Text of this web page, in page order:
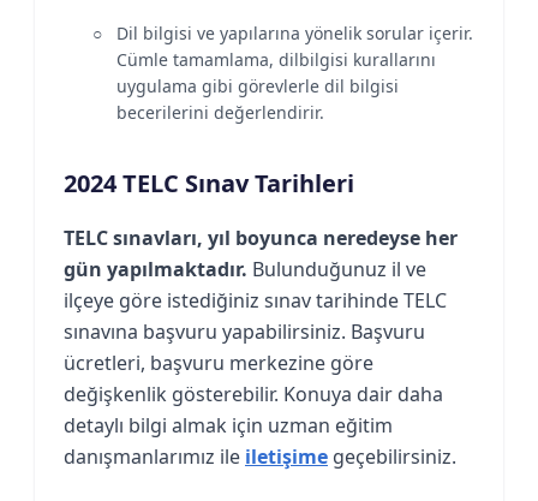
Dil bilgisi ve yapılarına yönelik sorular içerir.
Cümle tamamlama, dilbilgisi kurallarını
uygulama gibi görevlerle dil bilgisi
becerilerini değerlendirir.
2024 TELC Sınav Tarihleri
TELC sınavları, yıl boyunca neredeyse her
gün yapılmaktadır. Bulunduğunuz il ve
ilçeye göre istediğiniz sınav tarihinde TELC
sınavına başvuru yapabilirsiniz. Başvuru
ücretleri, başvuru merkezine göre
değişkenlik gösterebilir. Konuya dair daha
detaylı bilgi almak için uzman eğitim
danışmanlarımız ile iletişime geçebilirsiniz.